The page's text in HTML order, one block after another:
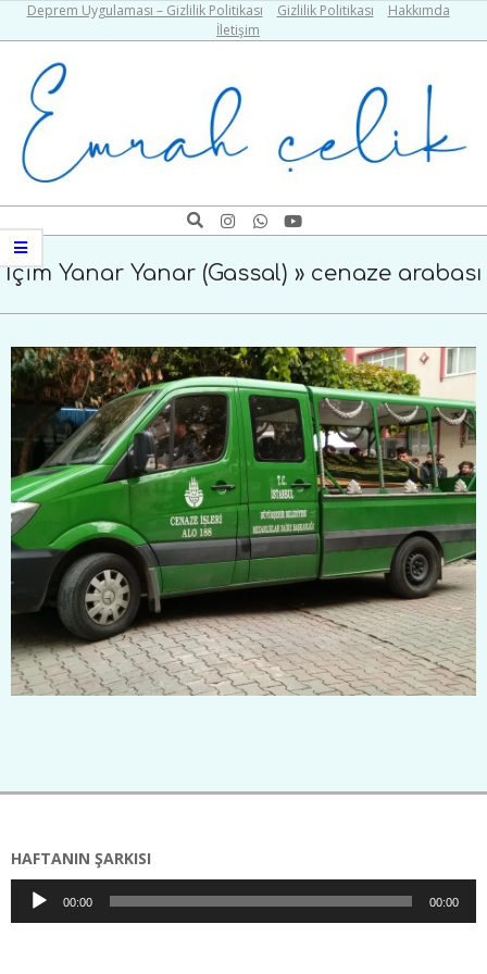
content
Deprem Uygulaması – Gizlilik Politikası Gizlilik Politikası
Hakkımda
İletişim
Emrah
Çelik
Search
Navigation
Menu
İçim Yanar Yanar (Gassal) » cenaze arabası
01-
HAFTANIN ŞARKISI
Ses
oynatıcı
00:00 00:00